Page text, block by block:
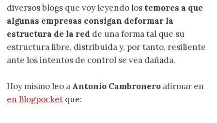
diversos blogs que voy leyendo los temores a que
algunas empresas consigan deformar la
estructura de la red de una forma tal que su
estructura libre, distribuida y, por tanto, resiliente
ante los intentos de control se vea dañada.
Hoy mismo leo a Antonio Cambronero afirmar en
en Blogpocket que: